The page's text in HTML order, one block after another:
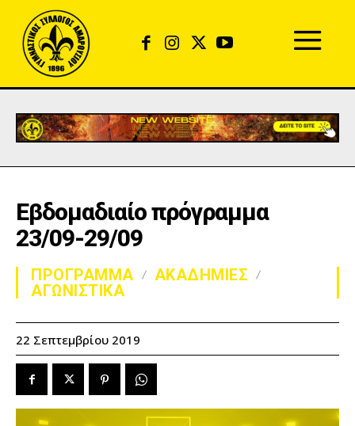
Εβδομαδιαίο πρόγραμμα
23/09-29/09
ΠΡΟΓΡΑΜΜΑ
ΑΚΑΔΗΜΙΕΣ
ΑΓΩΝΙΣΤΙΚΑ
22 Σεπτεμβρίου 2019